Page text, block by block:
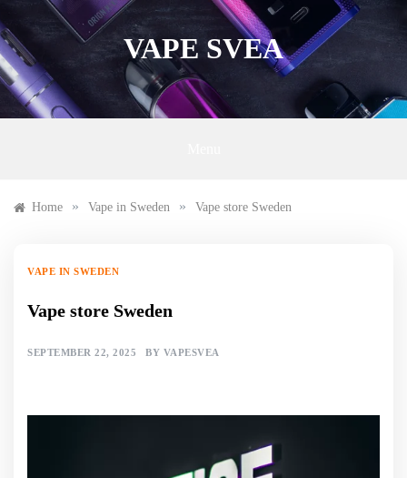
to
content
VAPE SVEA
Home » Vape in Sweden » Vape store Sweden
VAPE IN SWEDEN
Vape store Sweden
SEPTEMBER 22, 2025 BY VAPESVEA